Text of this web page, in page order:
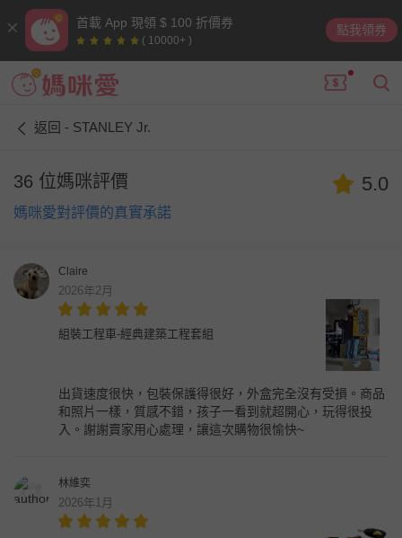
首載 App 現領 $ 100 折價券
( 10000+ )
點我領券
返回 - STANLEY Jr.
36 位媽咪評價
媽咪愛對評價的真實承諾
5.0
Claire
2026年2月
組裝工程車-經典建築工程套組
出貨速度很快，包裝保護得很好，外盒完全沒有受損。商品
和照片一樣，質感不錯，孩子一看到就超開心，玩得很投
入。謝謝賣家用心處理，讓這次購物很愉快~
林維奕
2026年1月